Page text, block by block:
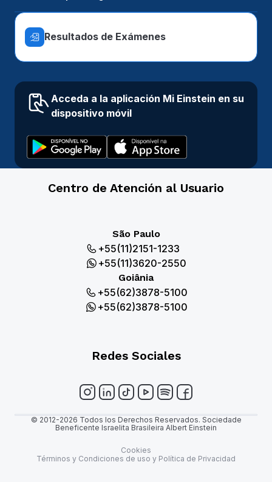
Resultados de Exámenes
Acceda a la aplicación Mi Einstein en su
dispositivo móvil
Centro de Atención al Usuario
São Paulo
+55(11)2151-1233
+55(11)3620-2550
Goiânia
+55(62)3878-5100
+55(62)3878-5100
Redes Sociales
© 2012-2026 Todos los Derechos Reservados. Sociedade
Beneficente Israelita Brasileira Albert Einstein
Cookies
Términos y Condiciones de uso y Política de Privacidad